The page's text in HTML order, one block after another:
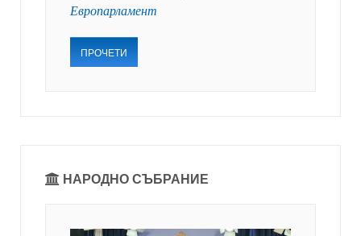
Европарламент
ПРОЧЕТИ
НАРОДНО СЪБРАНИЕ